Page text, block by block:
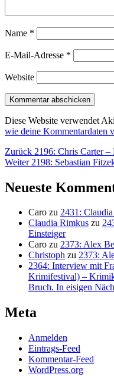
Name *
E-Mail-Adresse *
Website
Diese Website verwendet
wie deine Kommentardaten
Zurück Vorheriger
Beitrag:
2196: Chris Carter –
Weiter Nächster
2198: Sebastian
Neueste
Caro zu 2431:
Claudia Rimkus zu
Einsteiger
Caro zu 2373: Alex
Christoph zu 2373:
2364: Interview mit
Krimifestival) –
Bruch. In eisigen
Meta
Anmelden
Eintrags-Feed
Kommentar-Feed
WordPress.org